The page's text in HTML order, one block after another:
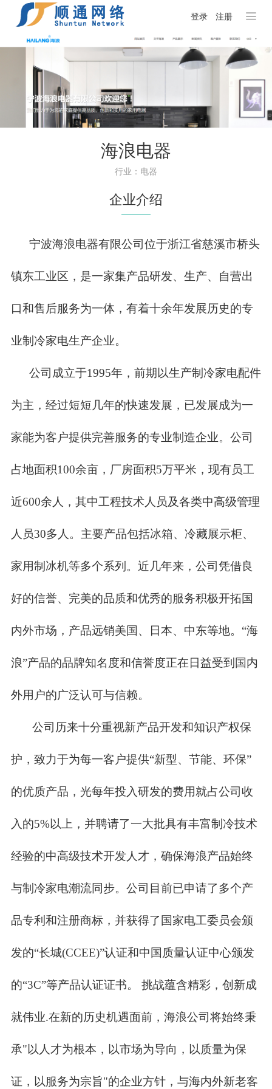
登录 注册
海浪电器
行业：电器
企业介绍
宁波海浪电器有限公司位于浙江省慈溪市桥头
镇东工业区，是一家集产品研发、生产、自营出
口和售后服务为一体，有着十余年发展历史的专
业制冷家电生产企业。
公司成立于1995年，前期以生产制冷家电配件
为主，经过短短几年的快速发展，已发展成为一
家能为客户提供完善服务的专业制造企业。公司
占地面积100余亩，厂房面积5万平米，现有员工
近600余人，其中工程技术人员及各类中高级管理
人员30多人。主要产品包括冰箱、冷藏展示柜、
家用制冰机等多个系列。近几年来，公司凭借良
好的信誉、完美的品质和优秀的服务积极开拓国
内外市场，产品远销美国、日本、中东等地。“海
浪”产品的品牌知名度和信誉度正在日益受到国内
外用户的广泛认可与信赖。
公司历来十分重视新产品开发和知识产权保
护，致力于为每一客户提供“新型、节能、环保”
的优质产品，光每年投入研发的费用就占公司收
入的5%以上，并聘请了一大批具有丰富制冷技术
经验的中高级技术开发人才，确保海浪产品始终
与制冷家电潮流同步。公司目前已申请了多个产
品专利和注册商标，并获得了国家电工委员会颁
发的“长城(CCEE)”认证和中国质量认证中心颁发
的“3C”等产品认证证书。 挑战蕴含精彩，创新成
就伟业.在新的历史机遇面前，海浪公司将始终秉
承"以人才为根本，以市场为导向，以质量为保
证，以服务为宗旨"的企业方针，与海内外新老客